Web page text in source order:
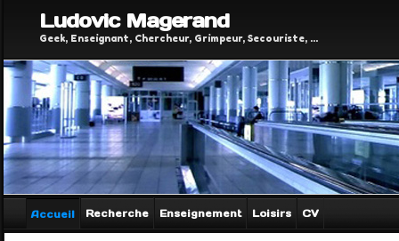
Ludovic Magerand
Geek, Enseignant, Chercheur, Grimpeur, Secouriste, ...
Accueil Recherche Enseignement Loisirs CV